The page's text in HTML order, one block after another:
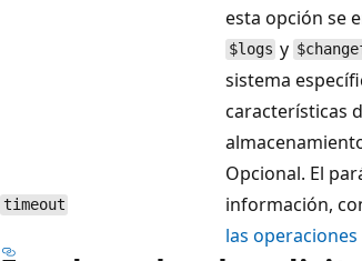
esta opción se
$logs y
sistema
características
timeout
Opcional. El
información,
las